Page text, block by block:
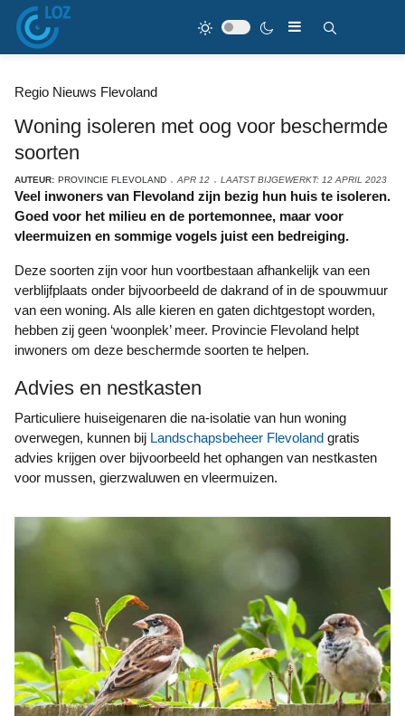
Regio Nieuws Flevoland
Woning isoleren met oog voor beschermde
soorten
AUTEUR: PROVINCIE FLEVOLAND APR 12 LAATST BIJGEWERKT: 12 APRIL 2023
Veel inwoners van Flevoland zijn bezig hun huis te isoleren.
Goed voor het milieu en de portemonnee, maar voor
vleermuizen en sommige vogels juist een bedreiging.
Deze soorten zijn voor hun voortbestaan afhankelijk van een
verblijfplaats onder bijvoorbeeld de dakrand of in de spouwmuur
van een woning. Als alle kieren en gaten dichtgestopt worden,
hebben zij geen ‘woonplek’ meer. Provincie Flevoland helpt
inwoners om deze beschermde soorten te helpen.
Advies en nestkasten
Particuliere huiseigenaren die na-isolatie van hun woning
overwegen, kunnen bij Landschapsbeheer Flevoland gratis
advies krijgen over bijvoorbeeld het ophangen van nestkasten
voor mussen, gierzwaluwen en vleermuizen.